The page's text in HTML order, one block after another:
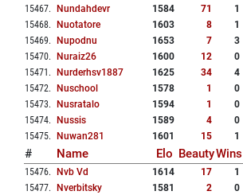
15467. Nundahdevr 1584 71
1
15468. Nuotatore 1603 8
1
15469. Nupodnu 1653 7
3
15470. Nuraiz26 1600 12
0
15471 . Nurderhsv1887 1625 34
4
15472. Nuschool 1578 1
0
15473. Nusratalo 1594 1
0
15474. Nussis 1589 4
0
15475. Nuwan281 1601 15 1
# Name Elo BeautyWins
15476. Nvb Vd 1614 17
1
15477. Nverbitsky 1581 2
0